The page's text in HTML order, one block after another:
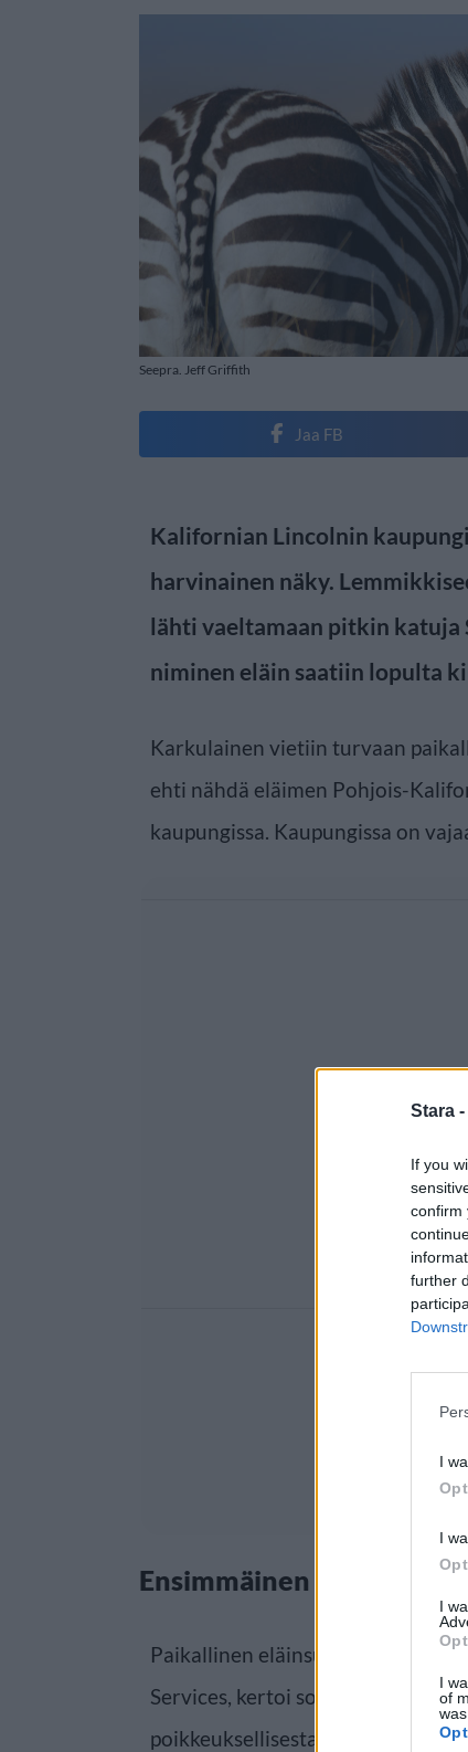
Stara -
If you
confirm
further
I
I
I
I
of
Seepra. Jeff Griffith
Jaa FB
Kalifornian Lincolnin
harvinainen näky.
lähti vaeltamaan pitkin katuja
niminen eläin saatiin lopulta
Karkulainen vietiin turvaan
ehti nähdä eläimen Pohjois-
kaupungissa. Kaupungissa on
Ensimmäinen karannut
Paikallinen
Services, kertoi sosiaalisessa
poikkeuksellisesta karkulaisesta.